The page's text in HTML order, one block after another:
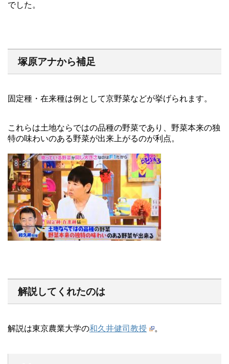
でした。
塚原アナから補足
固定種・在来種は例として京野菜などが挙げられます。
これらは土地ならではの品種の野菜であり、野菜本来の独
特の味わいのある野菜が出来上がるのが利点。
解説してくれたのは
解説は東京農業大学の和久井健司教授 。